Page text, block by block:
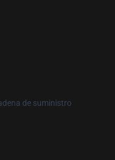
de suministro